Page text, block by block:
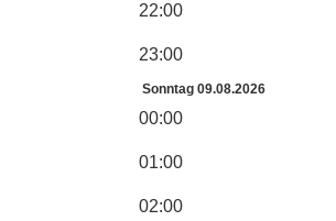
22:00
23:00
Sonntag 09.08.2026
00:00
01:00
02:00